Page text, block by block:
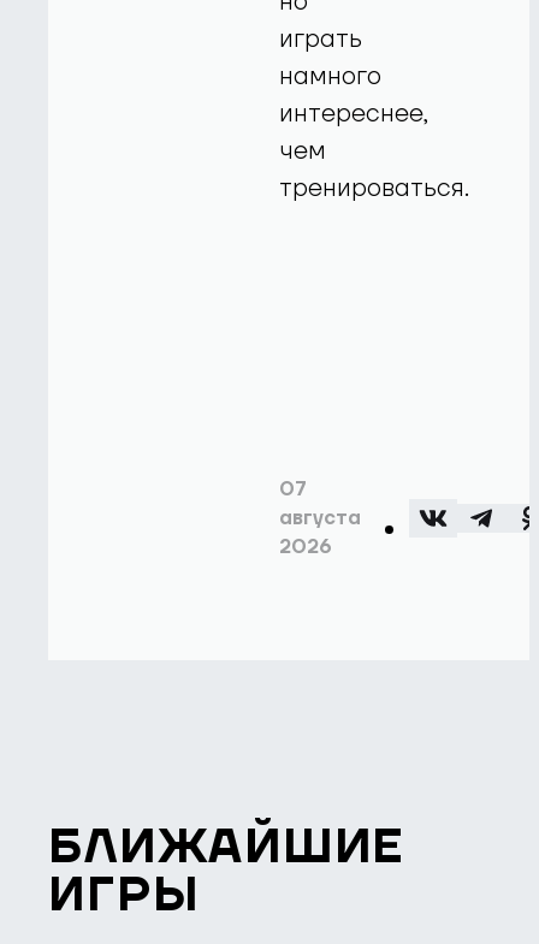
играть
намного
интереснее,
чем
тренироваться.
07
августа
2026
БЛИЖАЙШИЕ
ИГРЫ